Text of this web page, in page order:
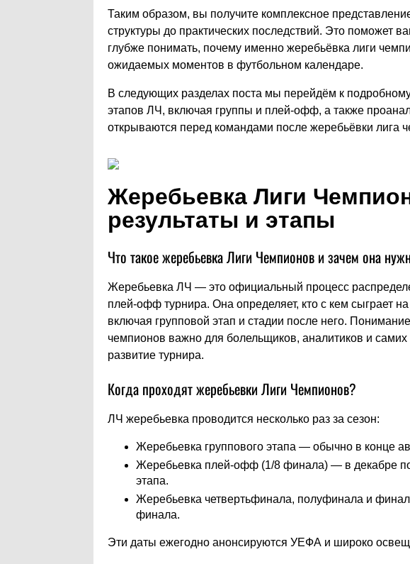
Таким образом, вы получите комплексное
структуры до практических последствий. Это поможет
глубже понимать, почему именно жеребьёвка лиги
ожидаемых моментов в футбольном календаре.
В следующих разделах поста мы перейдём к
этапов ЛЧ, включая группы и плей-офф, а также
открываются перед командами после жеребьёвки лига
Жеребьевка Лиги
результаты и этапы
Что такое жеребьевка Лиги Чемпионов и зачем она
Жеребьевка ЛЧ — это официальный процесс
плей-офф турнира. Она определяет, кто с кем сыграет
включая групповой этап и стадии после него.
чемпионов важно для болельщиков, аналитиков и самих
развитие турнира.
Когда проходят жеребьевки Лиги Чемпионов?
ЛЧ жеребьевка проводится несколько раз за сезон:
Жеребьевка группового этапа — обычно в конце
Жеребьевка плей-офф (1/8 финала) — в декабре
этапа.
Жеребьевка четвертьфинала, полуфинала и
финала.
Эти даты ежегодно анонсируются УЕФА и широко